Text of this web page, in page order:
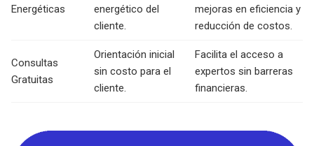
Energéticas
energético del
cliente.
mejoras en eficiencia y
reducción de costos.
Consultas
Gratuitas
Orientación inicial
sin costo para el
cliente.
Facilita el acceso a
expertos sin barreras
financieras.